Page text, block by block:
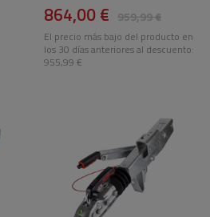
959,99 €
864,00 €
El precio más bajo del producto en
los 30 días anteriores al descuento:
955,99 €